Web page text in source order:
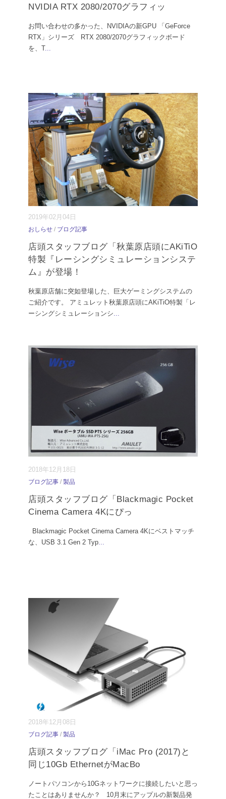
NVIDIA RTX 2080/2070グラフィッ
お問い合わせの多かった、NVIDIAの新GPU 「GeForce
RTX」シリーズ RTX 2080/2070グラフィックボード
を、T...
2019年02月04日
おしらせ / ブログ記事
店頭スタッフブログ「秋葉原店頭にAKiTiO
特製『レーシングシミュレーションシステ
ム』が登場！
秋葉原店舗に突如登場した、巨大ゲーミングシステムの
ご紹介です。 アミュレット秋葉原店頭にAKiTiO特製「レ
ーシングシミュレーションシ...
2018年12月18日
ブログ記事 / 製品
店頭スタッフブログ「Blackmagic Pocket
Cinema Camera 4Kにぴっ
Blackmagic Pocket Cinema Camera 4Kにベストマッチ
な、USB 3.1 Gen 2 Typ...
2018年12月08日
ブログ記事 / 製品
店頭スタッフブログ「iMac Pro (2017)と
同じ10Gb EthernetがMacBo
ノートパソコンから10Gネットワークに接続したいと思っ
たことはありませんか？ 10月末にアップルの新製品発